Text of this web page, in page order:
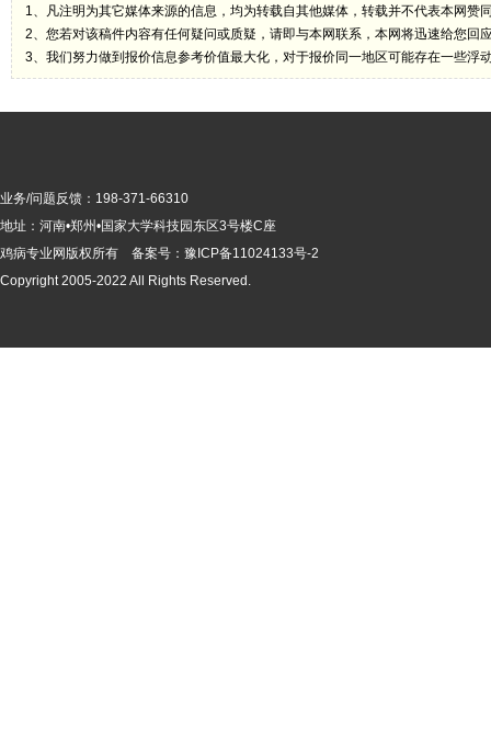
1、凡注明为其它媒体来源的信息，均为转载自其他媒体，转载并不代表本网赞
2、您若对该稿件内容有任何疑问或质疑，请即与本网联系，本网将迅速给您回
3、我们努力做到报价信息参考价值最大化，对于报价同一地区可能存在一些浮
业务/问题反馈：198-371-66310
地址：河南•郑州•国家大学科技园东区3号楼C座
鸡病专业网版权所有 备案号： 豫ICP备11024133号-2
Copyright 2005-2022 All Rights Reserved.